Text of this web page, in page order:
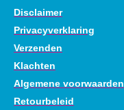
Disclaimer
Privacyverklaring
Verzenden
Klachten
Algemene voorwaarden
Retourbeleid